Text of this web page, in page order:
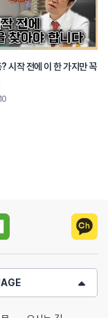
시작 전에 이 한 가지만 꼭